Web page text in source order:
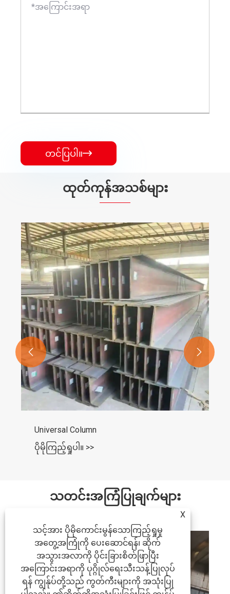
တင်ပြပါ။
ထုတ်ကုန်အသစ်များ
PV Carport Mounting စနစ်
ပိုမိုကြည့်ရှုပါ။ >>
 
သတင်းအကြံပြုချက်များ
Balcony PV Bracket သည် ဆိုလာစွမ်းအင် တပ်
ဆင်မှု ထိရောက်မှုနှင့် ဘေးကင်းမှုကို မည်သို့
တိုးတက်စေသနည်း။
ပိုမိုကြည့်ရှုပါ။ >>
X
သင့်အား ပိုမိုကောင်းမွန်သောကြည့်ရှုမှု
အတွေ့အကြုံကို ပေးဆောင်ရန်၊ ဆိုက်
အသွားအလာကို ပိုင်းခြားစိတ်ဖြာပြီး
အကြောင်းအရာကို ပုဂ္ဂိုလ်ရေးသီးသန့်ပြုလုပ်
ရန် ကျွန်ုပ်တို့သည် ကွတ်ကီးများကို အသုံးပြု